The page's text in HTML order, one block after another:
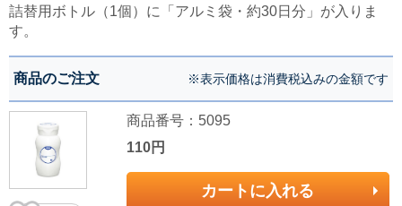
詰替用ボトル（1個）に「アルミ袋・約30日分」が入りま
す。
商品のご注文 ※表示価格は消費税込みの金額です
商品番号：5095
110円
カートに入れる